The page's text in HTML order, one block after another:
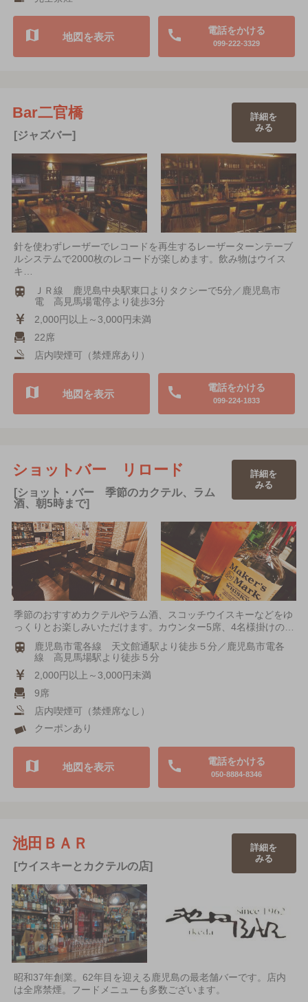
電話をかける
099-222-3329
地図を表示
Bar二官橋
[ジャズバー]
詳細を
みる
針を使わずレーザーでレコードを再生するレーザーターンテーブ
ルシステムで2000枚のレコードが楽しめます。飲み物はウイス
キ…
ＪＲ線 鹿児島中央駅東口よりタクシーで5分／鹿児島市
電 高見馬場電停より徒歩3分
2,000円以上～3,000円未満
22席
店内喫煙可（禁煙席あり）
電話をかける
099-224-1833
地図を表示
ショットバー リロード
[ショット・バー 季節のカクテル、ラム
酒、朝5時まで]
詳細を
みる
季節のおすすめカクテルやラム酒、スコッチウイスキーなどをゆ
っくりとお楽しみいただけます。カウンター5席、4名様掛けの…
鹿児島市電各線 天文館通駅より徒歩５分／鹿児島市電各
線 高見馬場駅より徒歩５分
2,000円以上～3,000円未満
9席
店内喫煙可（禁煙席なし）
クーポンあり
電話をかける
050-8884-8346
地図を表示
池田ＢＡＲ
[ウイスキーとカクテルの店]
詳細を
みる
昭和37年創業。62年目を迎える鹿児島の最老舗バーです。店内
は全席禁煙。フードメニューも多数ございます。